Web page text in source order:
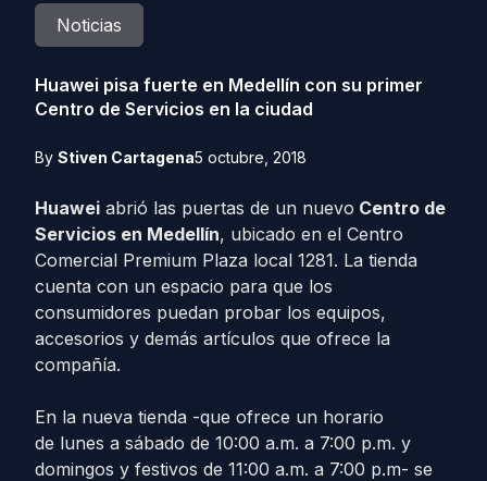
Noticias
Huawei pisa fuerte en Medellín con su primer
Centro de Servicios en la ciudad
By Stiven Cartagena5 octubre, 2018
Huawei abrió las puertas de un nuevo Centro de
Servicios en Medellín, ubicado en el Centro
Comercial Premium Plaza local 1281. La tienda
cuenta con un espacio para que los
consumidores puedan probar los equipos,
accesorios y demás artículos que ofrece la
compañía.
En la nueva tienda -que ofrece un horario
de lunes a sábado de 10:00 a.m. a 7:00 p.m. y
domingos y festivos de 11:00 a.m. a 7:00 p.m- se